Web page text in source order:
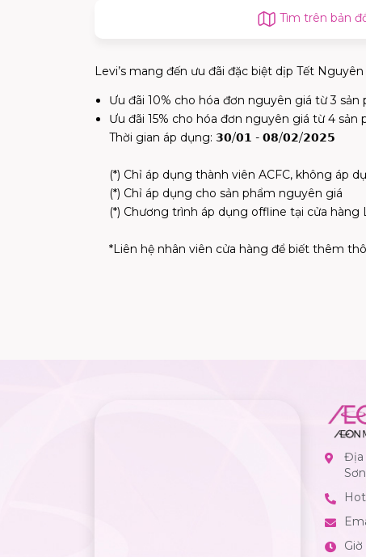
Tìm trên bản
Levi’s mang đến ưu đãi đặc biệt dịp Tết
Ưu đãi 10% cho hóa đơn nguyên giá từ 3 sản
Ưu đãi 15% cho hóa đơn nguyên giá từ 4 sản
Thời gian áp dụng: 𝟯𝟬/𝟬𝟭 - 𝟬𝟴/𝟬𝟮/𝟮𝟬𝟮𝟱
(*) Chỉ áp dụng thành viên ACFC, không áp
(*) Chỉ áp dụng cho sản phẩm nguyên giá
(*) Chương trình áp dụng offline tại cửa hàng
*Liên hệ nhân viên cửa hàng để biết thêm
Địa